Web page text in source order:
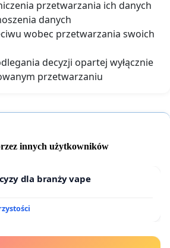
przetwarzania ich danych
danych
wobec przetwarzania swoich
decyzji opartej wyłącznie
przetwarzaniu
innych użytkowników
dla branży vape